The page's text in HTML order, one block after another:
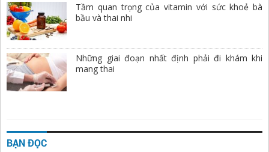
Tầm quan trọng của vitamin với sức khoẻ bà
bầu và thai nhi
Những giai đoạn nhất định phải đi khám khi
mang thai
BẠN ĐỌC